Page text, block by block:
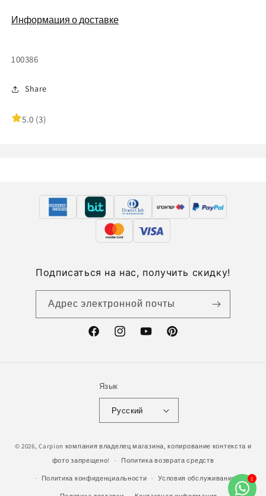
Информация о доставке
Артикул:
100386
Share
5.0 (3)
Подписаться на нас, получить скидку!
Адрес электронной почты
FacebookInstagramYouTubePinterest
Язык
Русский
© 2026,Carpion компания владелец магазина, копирование контекста и
фото запрещено!
Политика возврата средств
Политика конфиденциальности Условия обслуживания